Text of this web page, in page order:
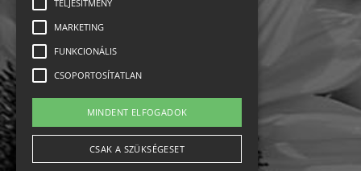
Impresszum-kapcsolat
Jogi nyilatkozat
Rólunk
TELJESÍTMÉNY
MARKETING
FUNKCIONÁLIS
CSOPORTOSÍTATLAN
MINDENT ELFOGADOK
CSAK A SZÜKSÉGESET